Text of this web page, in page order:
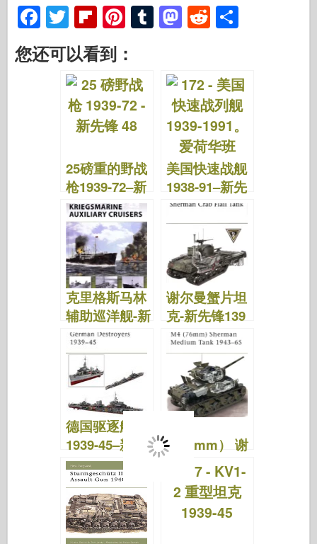
F
a
c
T
wi
tt
er
Fl
ip
b
o
ar
d
Pi
er
e
st
T
bl
M
o
d
o
n
R
di
t
e
您还可以看到：
25磅重的野战
枪1939-72–新
先锋48
美国快速战舰
1938-91–新先
锋172
克里格斯马林
辅助巡洋舰-新
先锋156
谢尔曼蟹片坦
克-新先锋139
德国驱逐舰
1939-45–新先
锋91
（76mm） 谢
尔曼中型坦克
1943-65 – 新
先锋 73